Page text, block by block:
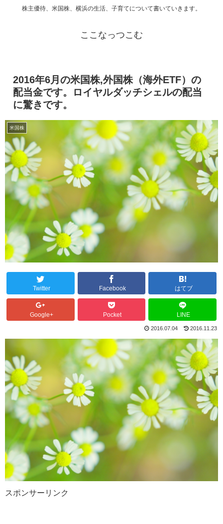
株主優待、米国株、横浜の生活、子育てについて書いていきます。
ここなっつこむ
2016年6月の米国株,外国株（海外ETF）の
配当金です。ロイヤルダッチシェルの配当
に驚きです。
米国株
Twitter Facebook はてブ
Google+ Pocket LINE
2016.07.04 2016.11.23
スポンサーリンク